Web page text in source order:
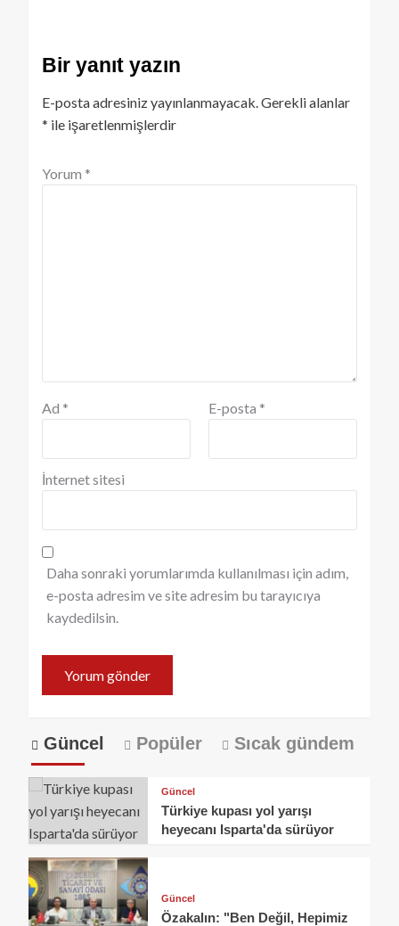
Bir yanıt yazın
E-posta adresiniz yayınlanmayacak.Gerekli alanlar
* ile işaretlenmişlerdir
Yorum *
Ad * E-posta *
İnternet sitesi
Daha sonraki yorumlarımda kullanılması için adım,
e-posta adresim ve site adresim bu tarayıcıya
kaydedilsin.
Güncel Popüler Sıcak gündem
Güncel
Türkiye kupası yol yarışı
heyecanı Isparta'da sürüyor
Güncel
Özakalın: "Ben Değil, Hepimiz